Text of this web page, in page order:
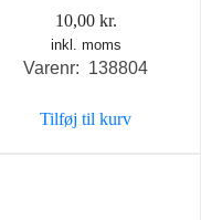
10,00 kr.
inkl. moms
Varenr: 138804
Tilføj til kurv